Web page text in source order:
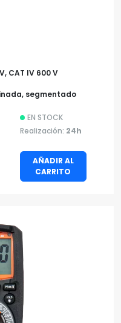
CAT IV 600 V
segmentado
EN STOCK
Realización: 24h
AÑADIR AL
CARRITO